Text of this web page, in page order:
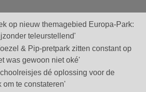
op nieuw themagebied Europa-Park:
teleurstellend'
& Pip-pretpark zitten constant op
was gewoon niet oké'
dé oplossing voor de
om te constateren'